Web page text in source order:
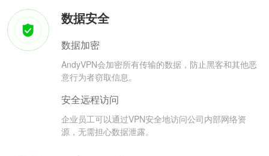
数据安全
数据加密
AndyVPN会加密所有传输的数据，防止黑客和其他恶
意行为者窃取信息。
安全远程访问
企业员工可以通过VPN安全地访问公司内部网络资
源，无需担心数据泄露。